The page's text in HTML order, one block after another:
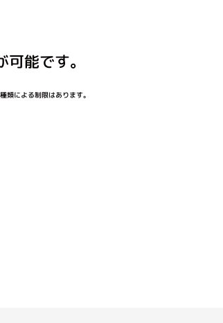
能です。
類による制限はあります。